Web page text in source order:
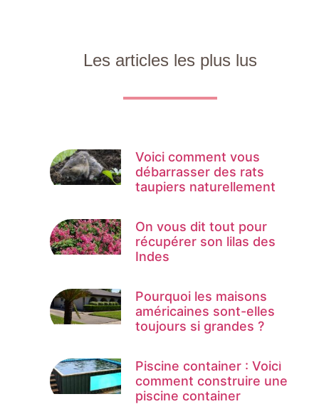
Les articles les plus lus
Voici comment vous
débarrasser des rats
taupiers naturellement
On vous dit tout pour
récupérer son lilas des
Indes
Pourquoi les maisons
américaines sont-elles
toujours si grandes ?
Piscine container : Voici
comment construire une
piscine container